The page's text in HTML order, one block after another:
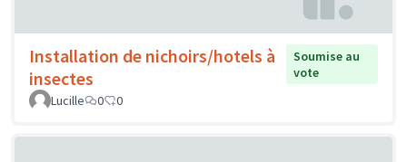
Installation de nichoirs/hotels à
insectes
Soumise au
vote
Lucille
0 0